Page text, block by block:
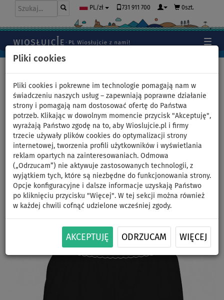
Pliki cookies
Pliki cookies i pokrewne im technologie pomagają nam w
świadczeniu naszych usług – zapewniają poprawne działanie
strony i pomagają nam dostosować ofertę do Państwa
potrzeb. Klikając w dowolnym momencie przycisk "Akceptuję",
wyrażają Państwo zgodę na to, aby Wioslujcie.pl i firmy
trzecie używały plików cookies do optymalizacji strony
internetowej, tworzenia profili użytkowników i wyświetlania
reklam opartych na zainteresowaniach. Odmowa
(„Odrzucam”) nie aktywuje zastosowanych technologii, z
wyjątkiem tych, które są niezbędne do funkcjonowania strony.
Opcje konfiguracyjne i dalsze informacje uzyskają Państwo
po kliknięciu przycisku "Więcej". W tej sekcji można również
w każdej chwili cofnąć udzielone wcześniej zgody.
AKCEPTUJĘ ODRZUCAM WIĘCEJ
PL/zł 731 911 700 0szt.
Spodenki damskie
PADDLEBOARDING BLACK -
luźny krój - rozmiar: XS
NASZ
WYBÓR
Previous